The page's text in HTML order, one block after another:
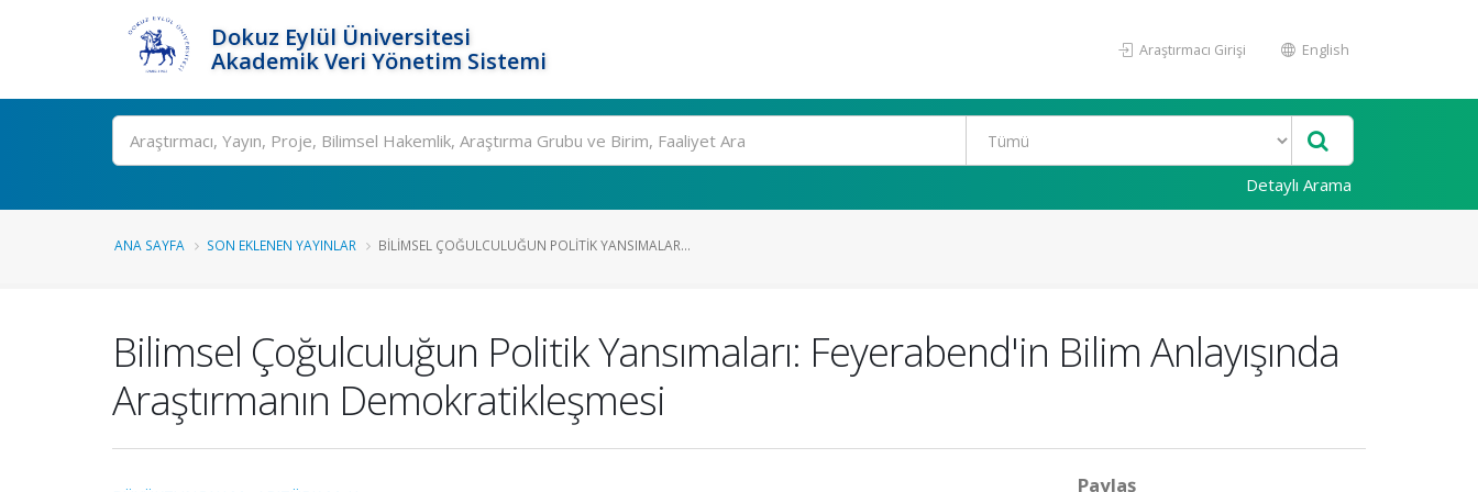
Dokuz Eylül Üniversitesi
Akademik Veri Yönetim Sistemi
Araştırmacı Girişi English
Ara
Detaylı Arama
ANA SAYFA SON EKLENEN YAYINLAR BILIMSEL ÇOĞULCULUĞUN POLITIK YANSIMALAR...
Bilimsel Çoğulculuğun Politik Yansımaları: Feyerabend'in Bilim Anlayışında
Araştırmanın Demokratikleşmesi
Paylaş